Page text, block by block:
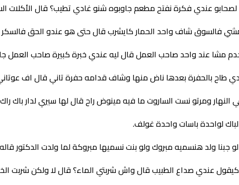
عندي فكرة نفتح مطعم جاوبوه شنو غادي تطيب؟ قال الأكلات
فالسوق شاف واحد الحمار كايشرب قال حتى هو عندو الحق فالسكر
مشا عند واحد صاحب العمل قال ليه عندي خبرة كبيرة صاحب
طاح بالحفرة بعدها ناض منها وشاف قدامه حفرة تاني قال اف
النهار ومرتو نست الساروت ما فيه مينوض راح قال لها سيري لدار باك
لواحدة باسات واحدة غولف.
جبنا ولد هنسميه مبروك ولو بنت نسميها مبروكة لما ولدت الدكتور
عندي صداع الطبيب قال واش شربتي الماء؟ قال لا ولكن شربت